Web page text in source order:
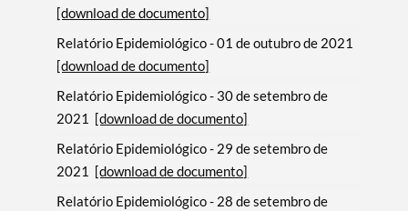
[download de documento]
Relatório Epidemiológico - 01 de outubro de 2021
[download de documento]
Relatório Epidemiológico - 30 de setembro de
2021
[download de documento]
Relatório Epidemiológico - 29 de setembro de
2021
[download de documento]
Relatório Epidemiológico - 28 de setembro de